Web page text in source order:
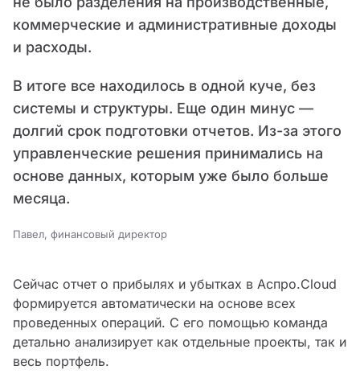
коммерческие и административные доходы
и расходы.
В итоге все находилось в одной куче, без
системы и структуры. Еще один минус —
долгий срок подготовки отчетов. Из-за этого
управленческие решения принимались на
основе данных, которым уже было больше
месяца.
Павел, финансовый директор
Сейчас отчет о прибылях и убытках в Аспро.Cloud
формируется автоматически на основе всех
проведенных операций. С его помощью команда
детально анализирует как отдельные проекты, так и
весь портфель.